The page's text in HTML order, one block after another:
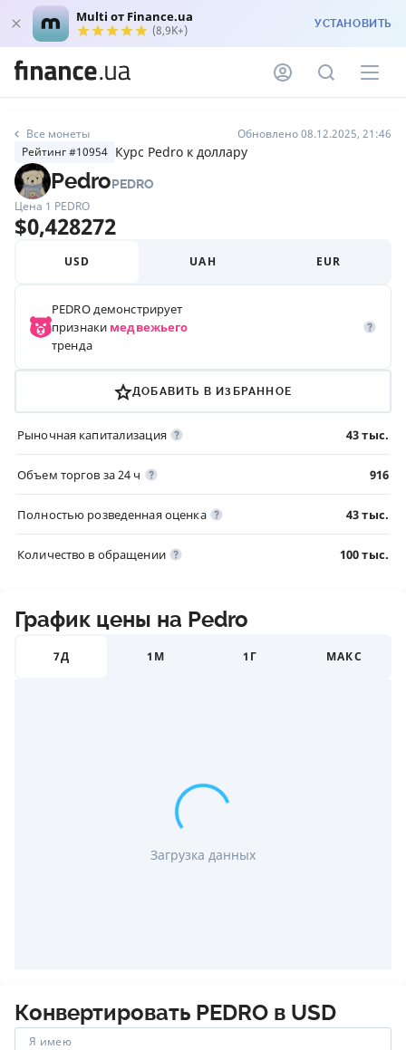
Multi от Finance.ua
(8,9K+) УСТАНОВИТЬ
Все монеты
Обновлено 08.12.2025, 21:46
Рейтинг #10954 Курс Pedro к доллару
PedroPEDRO
Цена 1 PEDRO
$0,428272
USD UAH EUR
PEDROдемонстрирует
признаки медвежьего
тренда
ДОБАВИТЬ В ИЗБРАННОЕ
Рыночная капитализация 43 тыс.
Объем торгов за 24 ч 916
Полностью розведенная оценка 43 тыс.
Количество в обращении 100 тыс.
График цены на Pedro
7Д 1М 1Г МАКС
Загрузка данных
Конвертировать PEDRO в USD
Я имею